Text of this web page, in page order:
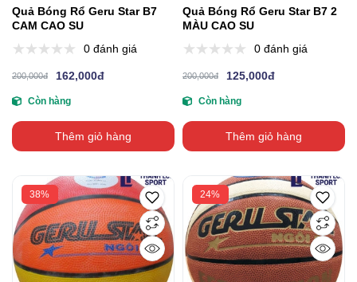
Quả Bóng Rổ Geru Star B7
CAM CAO SU
0 đánh giá
200,000đ 162,000đ
Còn hàng
Thêm giỏ hàng
Quả Bóng Rổ Geru Star B7 2
MÀU CAO SU
0 đánh giá
200,000đ 125,000đ
Còn hàng
Thêm giỏ hàng
38% 24%